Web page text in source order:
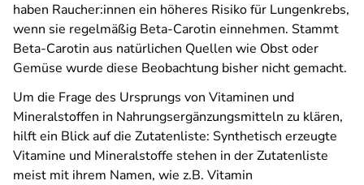
haben Raucher:innen ein höheres Risiko für Lungenkrebs,
wenn sie regelmäßig Beta-Carotin einnehmen. Stammt
Beta-Carotin aus natürlichen Quellen wie Obst oder
Gemüse wurde diese Beobachtung bisher nicht gemacht.
Um die Frage des Ursprungs von Vitaminen und
Mineralstoffen in Nahrungsergänzungsmitteln zu klären,
hilft ein Blick auf die Zutatenliste: Synthetisch erzeugte
Vitamine und Mineralstoffe stehen in der Zutatenliste
meist mit ihrem Namen, wie z.B. Vitamin